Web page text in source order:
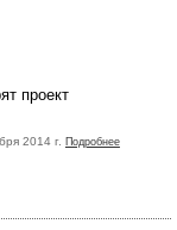
проект
2014 г. Подробнее